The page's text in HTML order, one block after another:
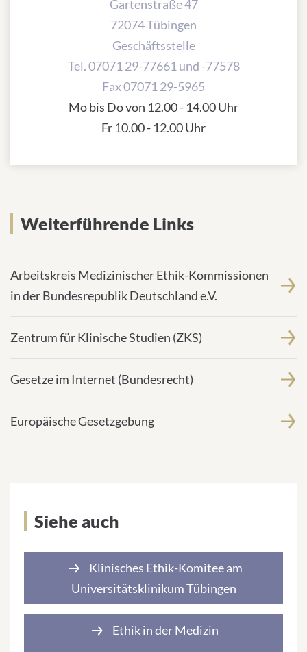
Gartenstraße 47
72074 Tübingen
Geschäftsstelle
Tel. 07071 29-77661 und -77578
Fax 07071 29-5965
Mo bis Do von 12.00 - 14.00 Uhr
Fr 10.00 - 12.00 Uhr
Weiterführende Links
Arbeitskreis Medizinischer Ethik-Kommissionen
in der Bundesrepublik Deutschland e.V.
Zentrum für Klinische Studien (ZKS)
Gesetze im Internet (Bundesrecht)
Europäische Gesetzgebung
Siehe auch
Klinisches Ethik-Komitee am
Universitätsklinikum Tübingen
Ethik in der Medizin